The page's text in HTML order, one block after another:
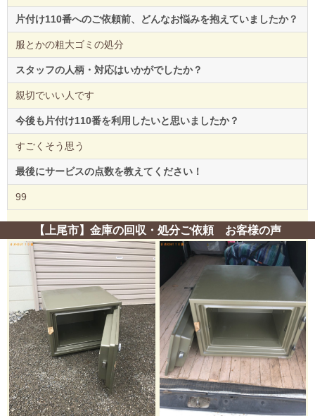
片付け110番へのご依頼前、どんなお悩みを抱えていましたか？
服とかの粗大ゴミの処分
スタッフの人柄・対応はいかがでしたか？
親切でいい人です
今後も片付け110番を利用したいと思いましたか？
すごくそう思う
最後にサービスの点数を教えてください！
99
【上尾市】金庫の回収・処分ご依頼 お客様の声